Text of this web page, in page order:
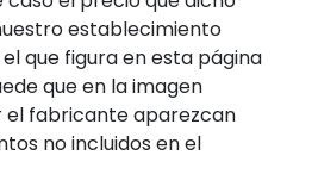
establecimiento
que figura en esta página
que en la imagen
fabricante aparezcan
no incluidos en el